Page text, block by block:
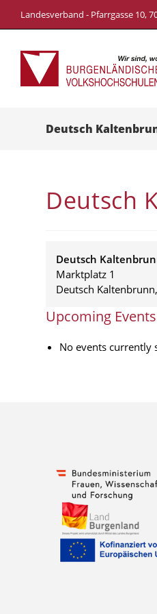
content
Landesverband - Pfarrgasse 10,
Deutsch
Deutsch
Deutsch
Marktplatz 1
Deutsch Kaltenbrunn
Upcoming Events
No events currently